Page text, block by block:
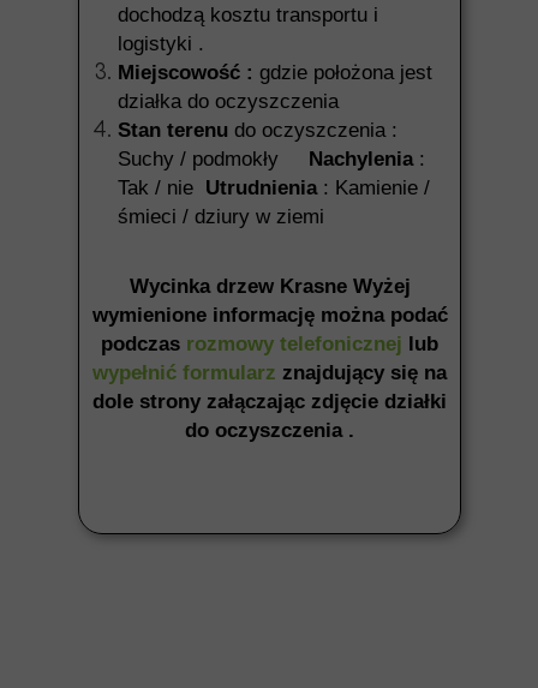
dochodzą kosztu transportu i
logistyki .
Miejscowość : gdzie położona jest
działka do oczyszczenia
Stan terenu do oczyszczenia :
Suchy / podmokły Nachylenia:
Tak / nie Utrudnienia: Kamienie /
śmieci / dziury w ziemi
Wycinka drzew Krasne Wyżej
wymienione informację można podać
podczas rozmowy telefonicznej lub
wypełnić formularz znajdujący się na
dole strony załączając zdjęcie działki
do oczyszczenia .